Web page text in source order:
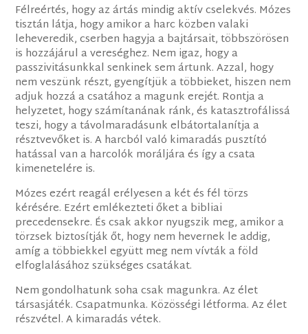
Félreértés, hogy az ártás mindig aktív cselekvés. Mózes
tisztán látja, hogy amikor a harc közben valaki
leheveredik, cserben hagyja a bajtársait, többszörösen
is hozzájárul a vereséghez. Nem igaz, hogy a
passzivitásunkkal senkinek sem ártunk. Azzal, hogy
nem veszünk részt, gyengítjük a többieket, hiszen nem
adjuk hozzá a csatához a magunk erejét. Rontja a
helyzetet, hogy számítanának ránk, és katasztrofálissá
teszi, hogy a távolmaradásunk elbátortalanítja a
résztvevőket is. A harcból való kimaradás pusztító
hatással van a harcolók moráljára és így a csata
kimenetelére is.
Mózes ezért reagál erélyesen a két és fél törzs
kérésére. Ezért emlékezteti őket a bibliai
precedensekre. És csak akkor nyugszik meg, amikor a
törzsek biztosítják őt, hogy nem hevernek le addig,
amíg a többiekkel együtt meg nem vívták a föld
elfoglalásához szükséges csatákat.
Nem gondolhatunk soha csak magunkra. Az élet
társasjáték. Csapatmunka. Közösségi létforma. Az élet
részvétel. A kimaradás vétek.